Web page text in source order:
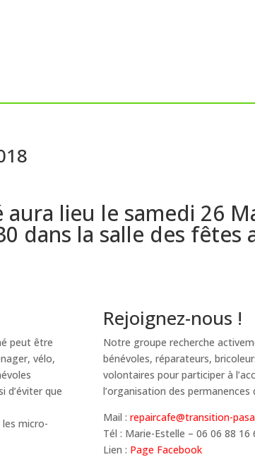
aura lieu le samedi 26
dans la salle des fêtes
peut être
vélo,
d’éviter que
micro-
Rejoignez-nous !
Notre groupe recherche
bénévoles, réparateurs,
volontaires pour participer à
l’organisation des permanences
Mail : repaircafe@transition-
Tél : Marie-Estelle – 06 06 88 16
Lien : Page Facebook